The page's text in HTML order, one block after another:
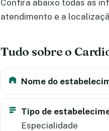
Confira abaixo todas as
atendimento e a
Tudo sobre o
Nome do
Tipo de
Especialidade